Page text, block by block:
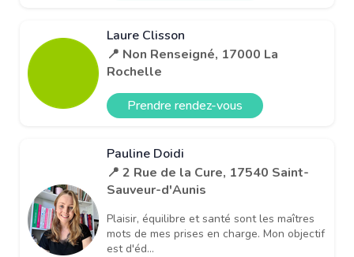
Laure Clisson
📍 Non Renseigné, 17000 La
Rochelle
Prendre rendez-vous
Pauline Doidi
📍 2 Rue de la Cure, 17540 Saint-
Sauveur-d'Aunis
Plaisir, équilibre et santé sont les maîtres
mots de mes prises en charge. Mon objectif
est d'éd...